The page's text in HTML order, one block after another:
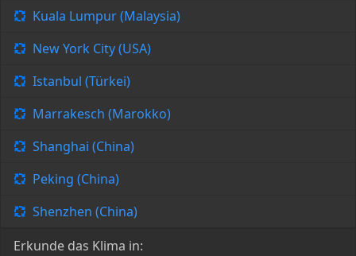
Kuala Lumpur (Malaysia)
New York City (USA)
Istanbul (Türkei)
Marrakesch (Marokko)
Shanghai (China)
Peking (China)
Shenzhen (China)
Erkunde das Klima in: